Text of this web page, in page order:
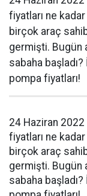
fiyatları ne
birçok araç
germişti. Bugün
sabaha
pompa fiyatları!
24 Haziran
fiyatları ne
birçok araç
germişti. Bugün
sabaha